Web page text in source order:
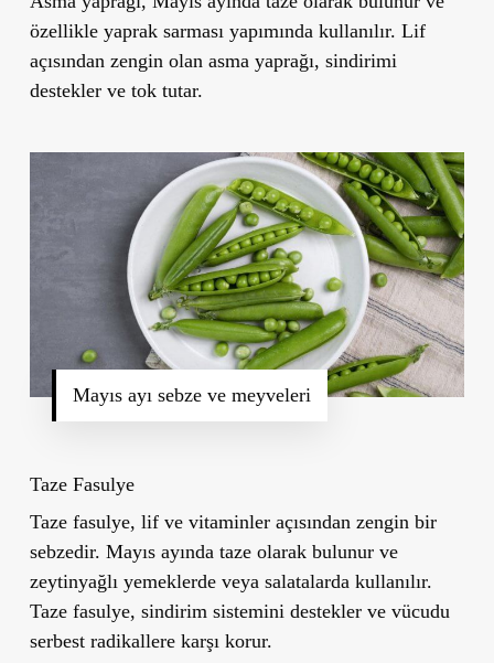
özellikle yaprak sarması yapımında kullanılır. Lif
açısından zengin olan asma yaprağı, sindirimi
destekler ve tok tutar.
Mayıs ayı sebze ve meyveleri
Taze Fasulye
Taze fasulye, lif ve vitaminler açısından zengin bir
sebzedir. Mayıs ayında taze olarak bulunur ve
zeytinyağlı yemeklerde veya salatalarda kullanılır.
Taze fasulye, sindirim sistemini destekler ve vücudu
serbest radikallere karşı korur.